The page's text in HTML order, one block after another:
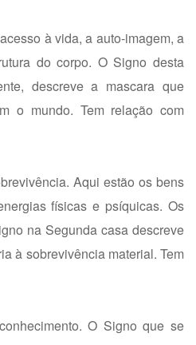
à vida, a auto-imagem, a
do corpo. O Signo desta
descreve a mascara que
o mundo. Tem relação com
Aqui estão os bens
físicas e psíquicas. Os
na Segunda casa descreve
à sobrevivência material. Tem
O Signo que se